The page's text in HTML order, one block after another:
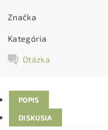
Značka
Kategória
Otázka
POPIS
DISKUSIA